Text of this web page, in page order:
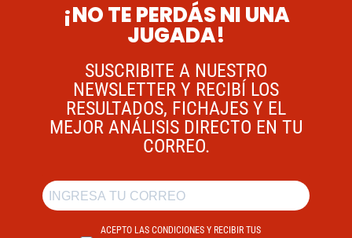
¡NO TE PERDÁS NI UNA
JUGADA!
SUSCRIBITE A NUESTRO
NEWSLETTER Y RECIBÍ LOS
RESULTADOS, FICHAJES Y EL
MEJOR ANÁLISIS DIRECTO EN TU
CORREO.
ACEPTO LAS CONDICIONES Y RECIBIR TUS